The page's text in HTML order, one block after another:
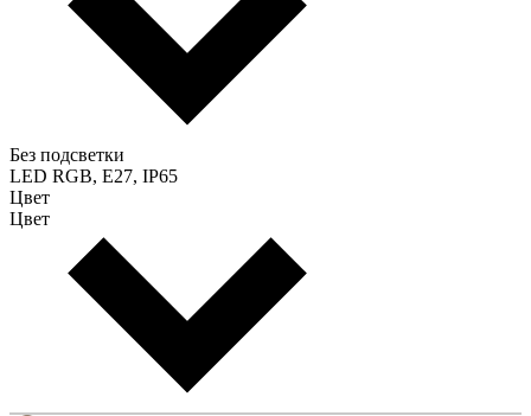
Без подсветки
LED RGB, E27, IP65
Цвет
Цвет